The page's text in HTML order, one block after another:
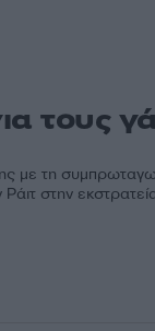
τους
με τη
στην